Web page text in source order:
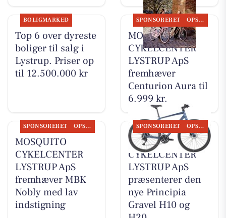
BOLIGMARKED
Top 6 over dyreste
boliger til salg i
Lystrup. Priser op
til 12.500.000 kr
SPONSORERET OPSLAGSTAVLEN
MOSQUITO
CYKELCENTER
LYSTRUP ApS
fremhæver
Centurion Aura til
6.999 kr.
SPONSORERET OPSLAGSTAVLEN
MOSQUITO
CYKELCENTER
LYSTRUP ApS
fremhæver MBK
Nobly med lav
indstigning
SPONSORERET OPSLAGSTAVLEN
MOSQUITO
CYKELCENTER
LYSTRUP ApS
præsenterer den
nye Principia
Gravel H10 og